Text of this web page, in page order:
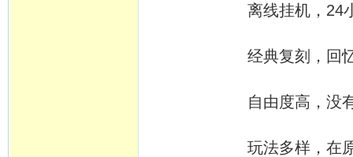
离线挂机，24小时开
经典复刻，回忆当年
自由度高，没有定时
玩法多样，在原有基